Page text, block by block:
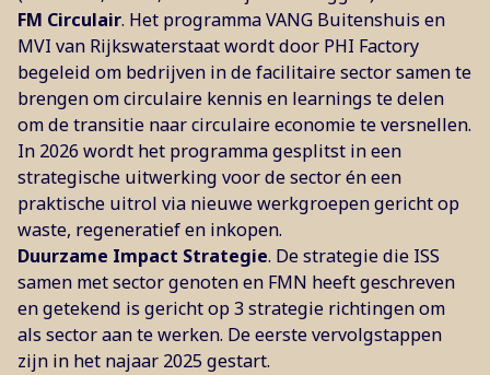
FM Circulair. Het programma VANG Buitenshuis en
MVI van Rijkswaterstaat wordt door PHI Factory
begeleid om bedrijven in de facilitaire sector samen te
brengen om circulaire kennis en learnings te delen
om de transitie naar circulaire economie te versnellen.
In 2026 wordt het programma gesplitst in een
strategische uitwerking voor de sector én een
praktische uitrol via nieuwe werkgroepen gericht op
waste, regeneratief en inkopen.
Duurzame Impact Strategie. De strategie die ISS
samen met sector genoten en FMN heeft geschreven
en getekend is gericht op 3 strategie richtingen om
als sector aan te werken. De eerste vervolgstappen
zijn in het najaar 2025 gestart.